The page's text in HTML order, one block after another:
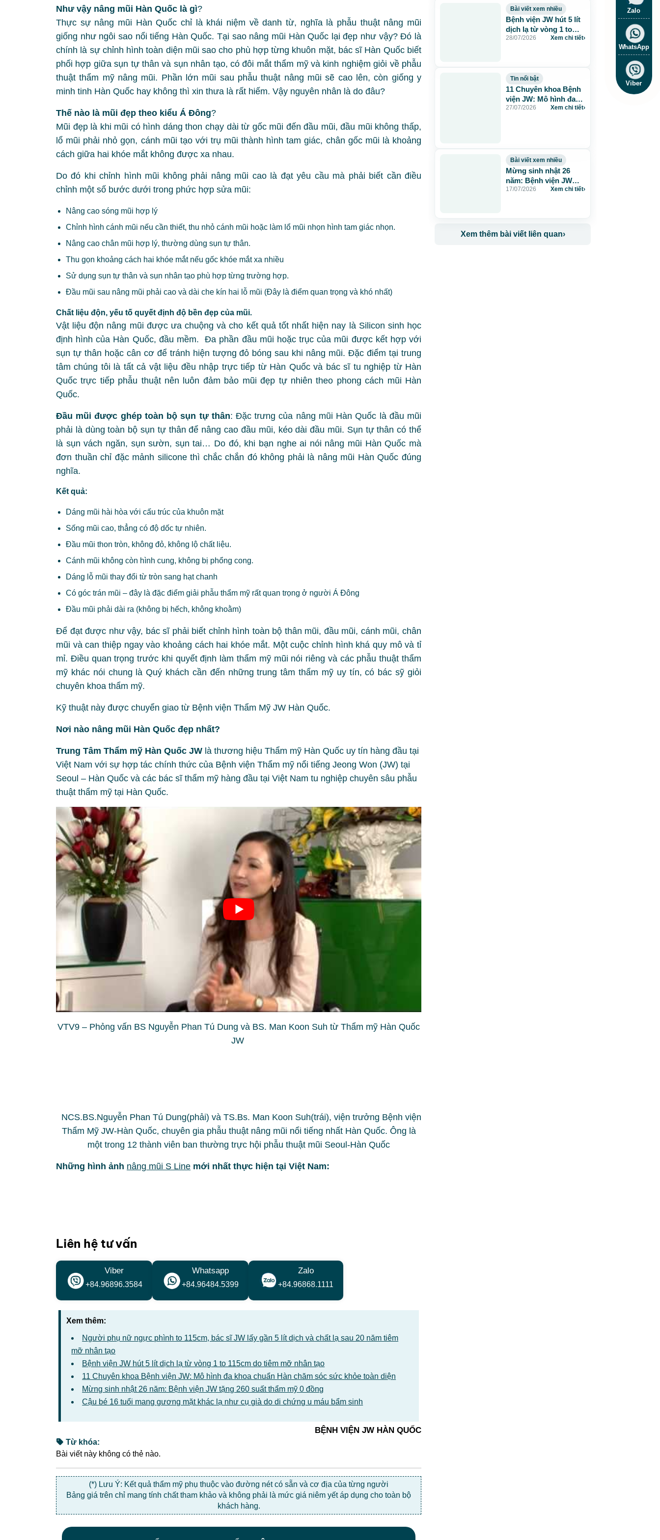
Như vậy nâng mũi Hàn Quốc là gì?
Thực sự nâng mũi Hàn Quốc chỉ là khái niệm về danh từ, nghĩa là phẫu thuật nâng mũi
giống như ngôi sao nổi tiếng Hàn Quốc. Tại sao nâng mũi Hàn Quốc lại đẹp như vậy? Đó là
chính là sự chỉnh hình toàn diện mũi sao cho phù hợp từng khuôn mặt, bác sĩ Hàn Quốc biết
phối hợp giữa sụn tự thân và sụn nhân tạo, có đôi mắt thẩm mỹ và kinh nghiệm giỏi về phẫu
thuật thẩm mỹ nâng mũi. Phần lớn mũi sau phẫu thuật nâng mũi sẽ cao lên, còn giống y
minh tinh Hàn Quốc hay không thì xin thưa là rất hiếm. Vậy nguyên nhân là do đâu?
Thế nào là mũi đẹp theo kiểu Á Đông?
Mũi đẹp là khi mũi có hình dáng thon chạy dài từ gốc mũi đến đầu mũi, đầu mũi không thấp,
lổ mũi phải nhỏ gọn, cánh mũi tạo với trụ mũi thành hình tam giác, chân gốc mũi là khoảng
cách giữa hai khóe mắt không được xa nhau.
Do đó khi chỉnh hình mũi không phải nâng mũi cao là đạt yêu cầu mà phải biết cần điều
chỉnh một số bước dưới trong phức hợp sửa mũi:
Nâng cao sóng mũi hợp lý
Chỉnh hình cánh mũi nếu cần thiết, thu nhỏ cánh mũi hoặc làm lổ mũi nhọn hình tam giác nhọn.
Nâng cao chân mũi hợp lý, thường dùng sụn tự thân.
Thu gọn khoảng cách hai khóe mắt nếu gốc khóe mắt xa nhiều
Sử dụng sụn tự thân và sụn nhân tạo phù hợp từng trường hợp.
Đầu mũi sau nâng mũi phải cao và dài che kín hai lỗ mũi (Đây là điểm quan trọng và khó nhất)
Chất liệu độn, yếu tố quyết định độ bền đẹp của mũi.
Vật liệu độn nâng mũi được ưa chuộng và cho kết quả tốt nhất hiện nay là Silicon sinh học
định hình của Hàn Quốc, đầu mềm. Đa phần đầu mũi hoặc trục của mũi được kết hợp với
sụn tự thân hoặc cân cơ để tránh hiện tượng đỏ bóng sau khi nâng mũi. Đặc điểm tại trung
tâm chúng tôi là tất cả vật liệu đều nhập trực tiếp từ Hàn Quốc và bác sĩ tu nghiệp từ Hàn
Quốc trực tiếp phẫu thuật nên luôn đảm bảo mũi đẹp tự nhiên theo phong cách mũi Hàn
Quốc.
Đầu mũi được ghép toàn bộ sụn tự thân: Đặc trưng của nâng mũi Hàn Quốc là đầu mũi
phải là dùng toàn bộ sụn tự thân để nâng cao đầu mũi, kéo dài đầu mũi. Sụn tự thân có thể
là sụn vách ngăn, sụn sườn, sụn tai… Do đó, khi bạn nghe ai nói nâng mũi Hàn Quốc mà
đơn thuần chỉ đặc mảnh silicone thì chắc chắn đó không phải là nâng mũi Hàn Quốc đúng
nghĩa.
Kết quả:
Dáng mũi hài hòa với cấu trúc của khuôn mặt
Sống mũi cao, thẳng có độ dốc tự nhiên.
Đầu mũi thon tròn, không đỏ, không lộ chất liệu.
Cánh mũi không còn hình cung, không bị phổng cong.
Dáng lỗ mũi thay đổi từ tròn sang hạt chanh
Có góc trán mũi – đây là đặc điểm giải phẫu thẩm mỹ rất quan trọng ở người Á Đông
Đầu mũi phải dài ra (không bị hếch, không khoằm)
Để đạt được như vậy, bác sĩ phải biết chỉnh hình toàn bộ thân mũi, đầu mũi, cánh mũi, chân
mũi và can thiệp ngay vào khoảng cách hai khóe mắt. Một cuộc chỉnh hình khá quy mô và tỉ
mỉ. Điều quan trọng trước khi quyết định làm thẩm mỹ mũi nói riêng và các phẫu thuật thẩm
mỹ khác nói chung là Quý khách cần đến những trung tâm thẩm mỹ uy tín, có bác sỹ giỏi
chuyên khoa thẩm mỹ.
Kỹ thuật này được chuyển giao từ Bệnh viện Thẩm Mỹ JW Hàn Quốc.
Nơi nào nâng mũi Hàn Quốc đẹp nhất?
Trung Tâm Thẩm mỹ Hàn Quốc JW là thương hiệu Thẩm mỹ Hàn Quốc uy tín hàng đầu tại
Việt Nam với sự hợp tác chính thức của Bệnh viện Thẩm mỹ nổi tiếng Jeong Won (JW) tại
Seoul – Hàn Quốc và các bác sĩ thẩm mỹ hàng đầu tại Việt Nam tu nghiệp chuyên sâu phẫu
thuật thẩm mỹ tại Hàn Quốc.
VTV9 – Phỏng vấn BS Nguyễn Phan Tú Dung và BS. Man Koon Suh từ Thẩm mỹ Hàn Quốc
JW
NCS.BS.Nguyễn Phan Tú Dung(phải) và TS.Bs. Man Koon Suh(trái), viện trưởng Bệnh viện
Thẩm Mỹ JW-Hàn Quốc, chuyên gia phẫu thuật nâng mũi nổi tiếng nhất Hàn Quốc. Ông là
một trong 12 thành viên ban thường trực hội phẫu thuật mũi Seoul-Hàn Quốc
Những hình ảnh nâng mũi S Line mới nhất thực hiện tại Việt Nam:
Liên hệ tư vấn
Viber
+84.96896.3584
Whatsapp
+84.96484.5399
Zalo
+84.96868.1111
Xem thêm:
Người phụ nữ ngực phình to 115cm, bác sĩ JW lấy gần 5 lít dịch và chất lạ sau 20 năm tiêm
mỡ nhân tạo
Bệnh viện JW hút 5 lít dịch lạ từ vòng 1 to 115cm do tiêm mỡ nhân tạo
11 Chuyên khoa Bệnh viện JW: Mô hình đa khoa chuẩn Hàn chăm sóc sức khỏe toàn diện
Mừng sinh nhật 26 năm: Bệnh viện JW tặng 260 suất thẩm mỹ 0 đồng
Cậu bé 16 tuổi mang gương mặt khác lạ như cụ già do di chứng u máu bẩm sinh
BỆNH VIỆN JW HÀN QUỐC
Từ khóa:
Bài viết này không có thẻ nào.
(*) Lưu Ý: Kết quả thẩm mỹ phụ thuộc vào đường nét có sẵn và cơ địa của từng người
Bảng giá trên chỉ mang tính chất tham khảo và không phải là mức giá niêm yết áp dụng cho toàn bộ
khách hàng.
Bài viết xem nhiều
Bệnh viện JW hút 5 lít
dịch lạ từ vòng 1 to
115cm do tiêm mỡ
28/07/2026 Xem chi tiết›
Tin nổi bật
11 Chuyên khoa Bệnh
viện JW: Mô hình đa
khoa chuẩn Hàn chăm
27/07/2026 Xem chi tiết›
Bài viết xem nhiều
Mừng sinh nhật 26
năm: Bệnh viện JW
tặng 260 suất thẩm mỹ
17/07/2026 Xem chi tiết›
Xem thêm bài viết liên quan›
Zalo
WhatsApp
Viber